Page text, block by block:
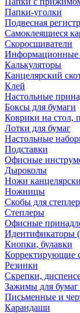
Папки-уголки
Подвесная
Самоклеящиеся
Скоросшиватели
Информационные
Калькуляторы
Канцелярский
Клей
Настольные
Боксы для бумаги
Коврики на стол,
Лотки для бумаг
Настольные
Подставки
Офисные
Дыроколы
Ножи
Ножницы
Скобы для
Степлеры
Офисные
Идентификаторы
Кнопки, булавки
Корректирующие
Резинки
Скрепки,
Зажимы для
Письменные и
Карандаши